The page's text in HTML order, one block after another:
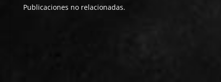
Publicaciones no relacionadas.